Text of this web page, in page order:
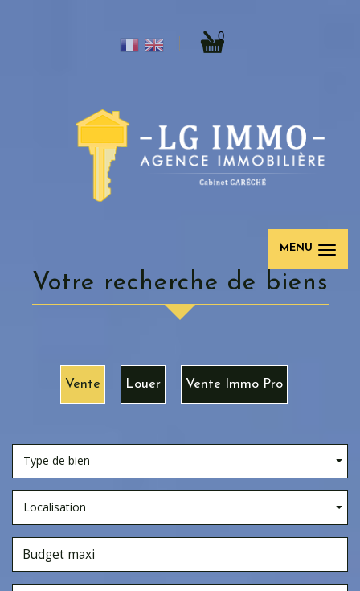
0
MENU
votre recherche de biens
Vente Louer Vente Immo Pro
Type de bien
Localisation